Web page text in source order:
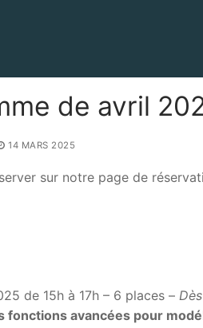
de avril
14 MARS 2025
sur notre page de
de 15h à 17h – 6 places –
fonctions avancées pour